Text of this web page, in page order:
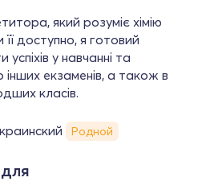
який розуміє хімію
її доступно, я готовий
у навчанні та
екзаменів, а також в
класів.
Родной